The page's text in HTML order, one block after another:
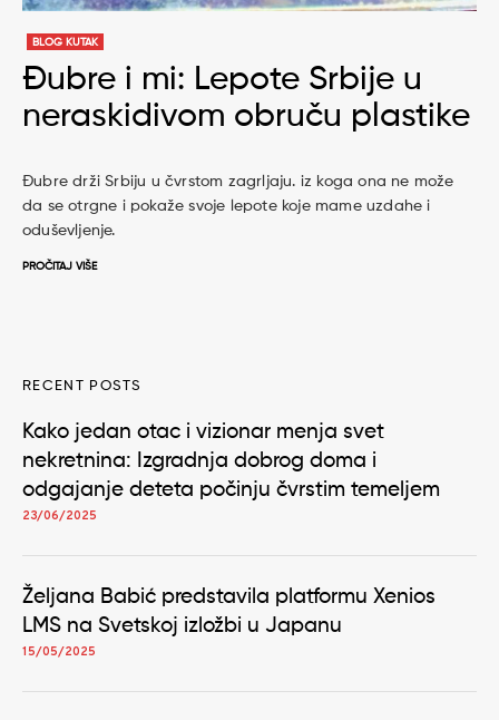
BLOG KUTAK
Đubre i mi: Lepote Srbije u
neraskidivom obruču plastike
Đubre drži Srbiju u čvrstom zagrljaju. iz koga ona ne može
da se otrgne i pokaže svoje lepote koje mame uzdahe i
oduševljenje.
PROČITAJ VIŠE
RECENT POSTS
Kako jedan otac i vizionar menja svet
nekretnina: Izgradnja dobrog doma i
odgajanje deteta počinju čvrstim temeljem
23/06/2025
Željana Babić predstavila platformu Xenios
LMS na Svetskoj izložbi u Japanu
15/05/2025